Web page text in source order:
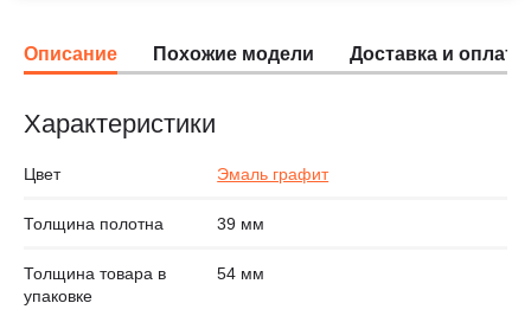
Описание Похожие модели Доставка и оплата
Характеристики
Цвет Эмаль графит
Толщина полотна 39 мм
Толщина товара в
упаковке
54 мм